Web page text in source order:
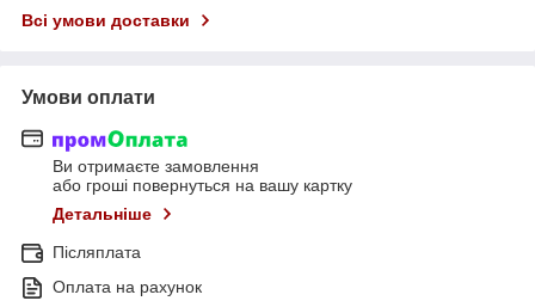
Всі умови доставки
Умови оплати
Ви отримаєте замовлення
або гроші повернуться на вашу картку
Детальніше
Післяплата
Оплата на рахунок